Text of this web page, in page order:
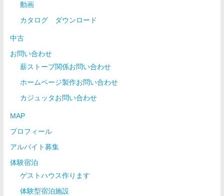
動画
カタログ ダウンロード
中古
お問い合わせ
薪ストーブ関係お問い合わせ
ホームページ製作お問い合わせ
カジュッタお問い合わせ
MAP
プロフィール
アルバイト募集
体験宿泊
ゲストハウス作ります
体験型宿泊施設